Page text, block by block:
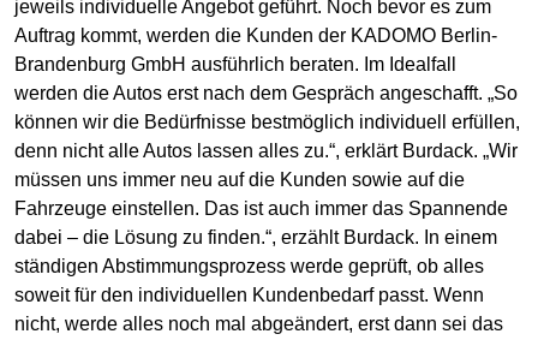
jeweils individuelle Angebot geführt. Noch bevor es zum
Auftrag kommt, werden die Kunden der KADOMO Berlin-
Brandenburg GmbH ausführlich beraten. Im Idealfall
werden die Autos erst nach dem Gespräch angeschafft. „So
können wir die Bedürfnisse bestmöglich individuell erfüllen,
denn nicht alle Autos lassen alles zu.“, erklärt Burdack. „Wir
müssen uns immer neu auf die Kunden sowie auf die
Fahrzeuge einstellen. Das ist auch immer das Spannende
dabei – die Lösung zu finden.“, erzählt Burdack. In einem
ständigen Abstimmungsprozess werde geprüft, ob alles
soweit für den individuellen Kundenbedarf passt. Wenn
nicht, werde alles noch mal abgeändert, erst dann sei das